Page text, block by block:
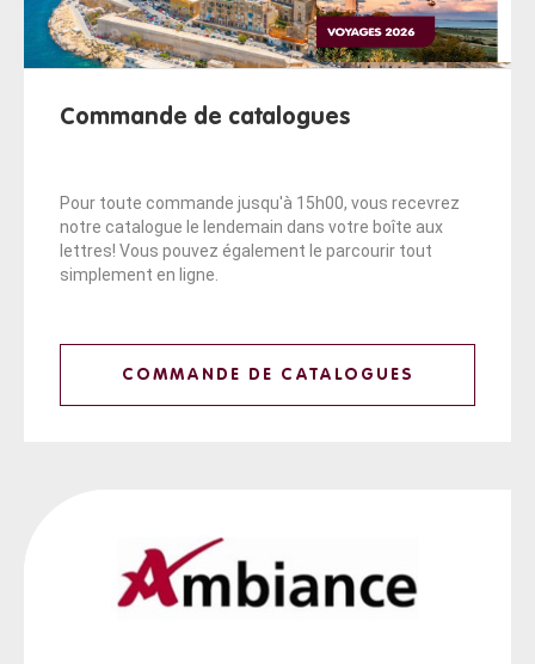
Commande de catalogues
Pour toute commande jusqu'à 15h00, vous recevrez
notre catalogue le lendemain dans votre boîte aux
lettres! Vous pouvez également le parcourir tout
simplement en ligne.
COMMANDE DE CATALOGUES